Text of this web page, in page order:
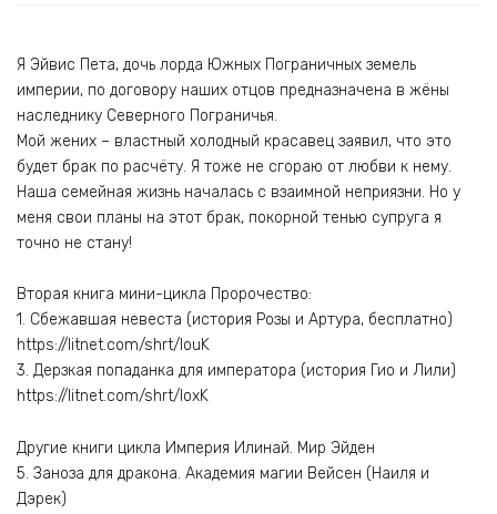
Я Эйвис Пета, дочь лорда Южных Пограничных земель
империи, по договору наших отцов предназначена в жёны
наследнику Северного Пограничья.
Мой жених – властный холодный красавец заявил, что это
будет брак по расчёту. Я тоже не сгораю от любви к нему.
Наша семейная жизнь началась с взаимной неприязни. Но у
меня свои планы на этот брак, покорной тенью супруга я
точно не стану!
Вторая книга мини-цикла Пророчество:
1. Сбежавшая невеста (история Розы и Артура, бесплатно)
https://litnet.com/shrt/louK
3. Дерзкая попаданка для императора (история Гио и Лили)
https://litnet.com/shrt/loxK
Другие книги цикла Империя Илинай. Мир Эйден
5. Заноза для дракона. Академия магии Вейсен (Наиля и
Дэрек)